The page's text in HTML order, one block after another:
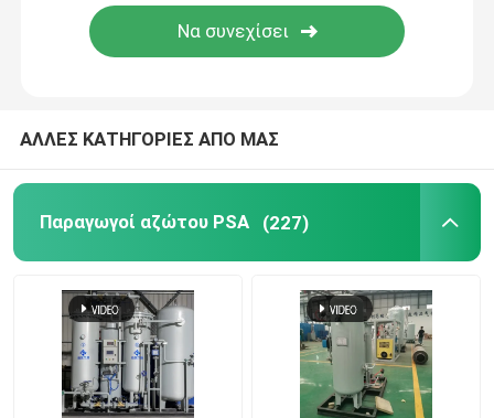
Κρεκάρισμα μεθανόλης
Μορφωματική γεννήτρια αζώτου
Μορφωματική γεννήτρια οξυγόνου
ΑΛΛΕΣ ΚΑΤΗΓΟΡΙΕΣ ΑΠΟ ΜΑΣ
Παραγωγοί αζώτου PSA (227)